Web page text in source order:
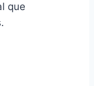
que